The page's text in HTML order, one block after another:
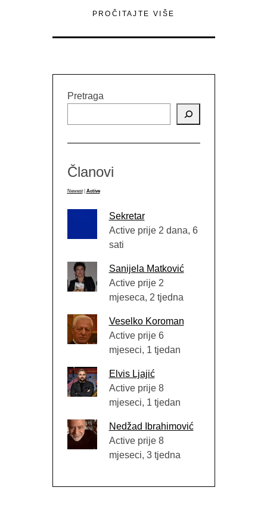
PROČITAJTE VIŠE
Pretraga
Članovi
Newest Active
Sekretar
Active prije 2 dana, 6
sati
Sanijela Matković
Active prije 2
mjeseca, 2 tjedna
Veselko Koroman
Active prije 6
mjeseci, 1 tjedan
Elvis Ljajić
Active prije 8
mjeseci, 1 tjedan
Nedžad Ibrahimović
Active prije 8
mjeseci, 3 tjedna